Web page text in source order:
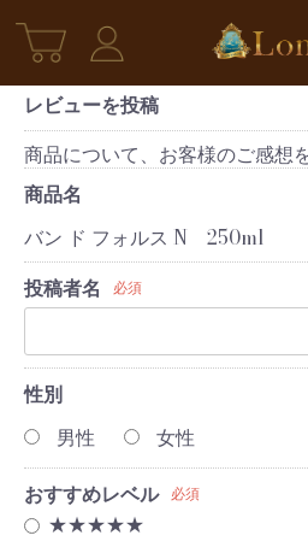
レビューを投稿
商品について、お客様のご感想
商品名
バン ド フォルス N 250ml
投稿者名
必須
性別
男性
女性
おすすめレベル 必須
★★★★★